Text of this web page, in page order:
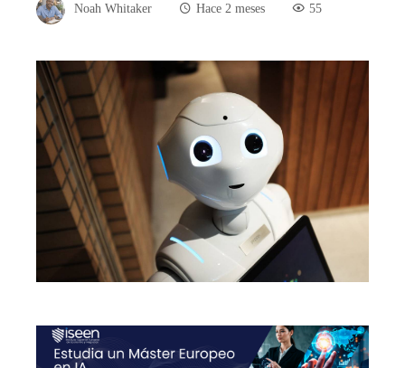
Noah Whitaker Hace 2 meses 55